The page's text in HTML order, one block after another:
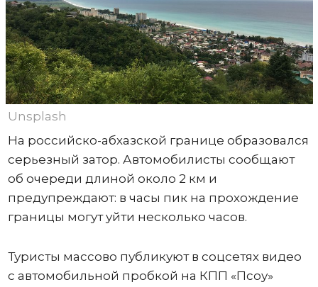
Unsplash
На российско-абхазской границе образовался
серьезный затор. Автомобилисты сообщают
об очереди длиной около 2 км и
предупреждают: в часы пик на прохождение
границы могут уйти несколько часов.
Туристы массово публикуют в соцсетях видео
с автомобильной пробкой на КПП «Псоу»